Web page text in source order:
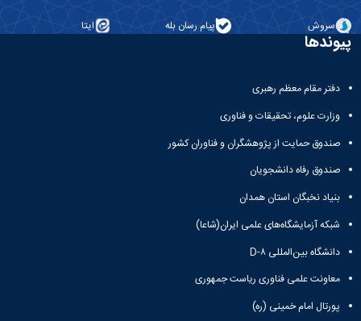
سروش پیام رسان بله ایتا
پیوندها
دفتر مقام معظم رهبری
وزارت علوم، تحقیقات و فناوری
صندوق حمایت از پژوهشگران و فناوران کشور
صندوق رفاه دانشجویان
بنیاد نخبگان استان همدان
شبکه آزمایشگاه‌های علمی ایران(شاعا)
دانشگاه بین‌المللی D-۸
معاونت علمی فناوری ریاست جمهوری
پورتال امام خمینی (ره)